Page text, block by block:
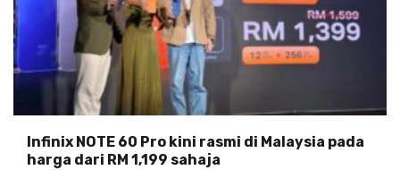
Infinix NOTE 60 Pro kini rasmi di Malaysia pada
harga dari RM 1,199 sahaja